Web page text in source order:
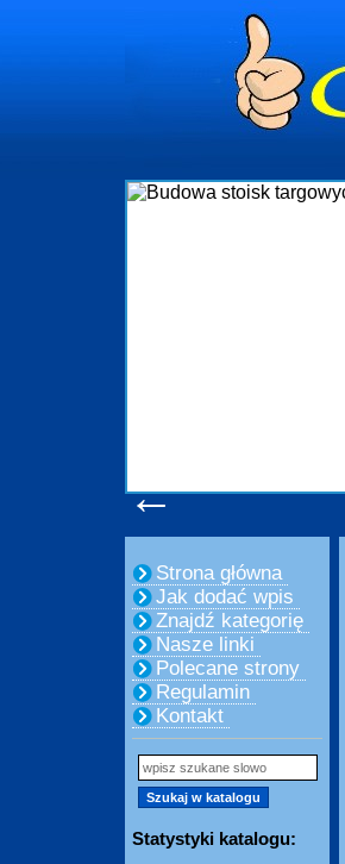
←
Strona główna
Jak dodać wpis
Znajdź kategorię
Nasze linki
Polecane strony
Regulamin
Kontakt
Statystyki katalogu: